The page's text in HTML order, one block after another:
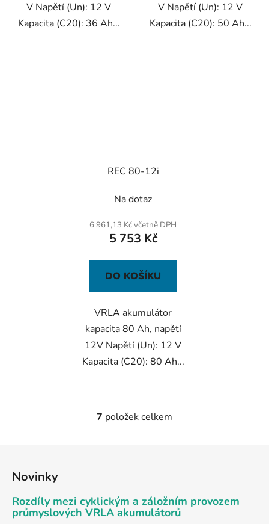
V Napětí (Un): 12 V
Kapacita (C20): 36 Ah...
V Napětí (Un): 12 V
Kapacita (C20): 50 Ah...
REC 80-12i
Na dotaz
6 961,13 Kč včetně DPH
5 753 Kč
DO KOŠÍKU
VRLA akumulátor
kapacita 80 Ah, napětí
12V Napětí (Un): 12 V
Kapacita (C20): 80 Ah...
O
c
í
7 položek celkem
Novinky
Rozdíly mezi cyklickým a záložním provozem
průmyslových VRLA akumulátorů